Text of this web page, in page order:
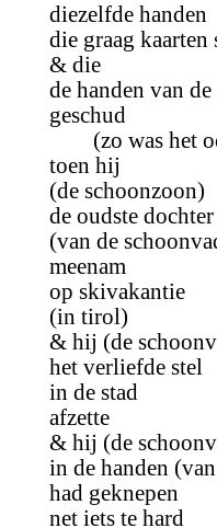
diezelfde handen
die graag kaarten
& die
de handen van
geschud
(zo was het
toen hij
(de schoonzoon)
de oudste dochter
(van de
meenam
op skivakantie
(in tirol)
& hij (de
het verliefde stel
in de stad
afzette
& hij (de
in de handen
had geknepen
net iets te hard